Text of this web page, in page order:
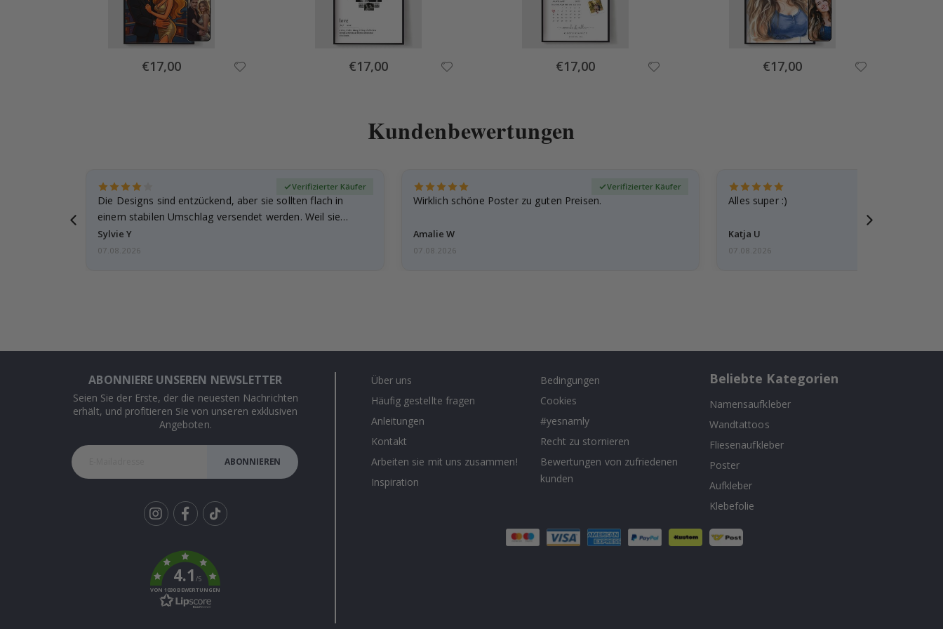
Special
Price
€17,00 Special
Price
€17,00 Special
Price
€17,00 Special
Price
€17,00
Kundenbewertungen
Die Designs sind entzückend, aber sie sollten flach in
einem stabilen Umschlag versendet werden. Weil sie…
Sylvie Y
Verifizierter Käufer
07.08.2026
Wirklich schöne Poster zu guten Preisen.
Amalie W
Verifizierter Käufer
07.08.2026
Alles super :)
Katja U
07.08.2026
ABONNIERE UNSEREN NEWSLETTER
Seien Sie der Erste, der die neuesten Nachrichten
erhält, und profitieren Sie von unseren exklusiven
Angeboten.
ABONNIEREN
k
4.1/5
VON 1030 BEWERTUNGEN
Über uns
Häufig gestellte fragen
Anleitungen
Kontakt
Arbeiten sie mit uns zusammen!
Inspiration
Bedingungen
Cookies
#yesnamly
Recht zu stornieren
Bewertungen von zufriedenen
kunden
Beliebte Kategorien
Namensaufkleber
Wandtattoos
Fliesenaufkleber
Poster
Aufkleber
Klebefolie